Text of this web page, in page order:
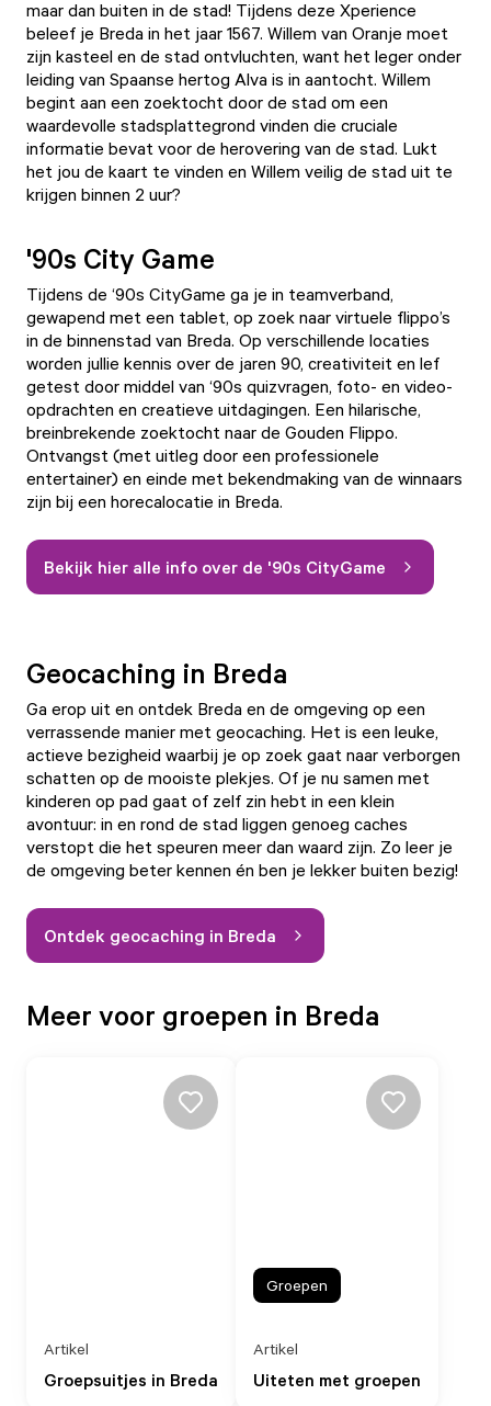
maar dan buiten in de stad! Tijdens deze Xperience
beleef je Breda in het jaar 1567. Willem van Oranje moet
zijn kasteel en de stad ontvluchten, want het leger onder
leiding van Spaanse hertog Alva is in aantocht. Willem
begint aan een zoektocht door de stad om een
waardevolle stadsplattegrond vinden die cruciale
informatie bevat voor de herovering van de stad. Lukt
het jou de kaart te vinden en Willem veilig de stad uit te
krijgen binnen 2 uur?
'90s City Game
Tijdens de ‘90s CityGame ga je in teamverband,
gewapend met een tablet, op zoek naar virtuele flippo’s
in de binnenstad van Breda. Op verschillende locaties
worden jullie kennis over de jaren 90, creativiteit en lef
getest door middel van ‘90s quizvragen, foto- en video-
opdrachten en creatieve uitdagingen. Een hilarische,
breinbrekende zoektocht naar de Gouden Flippo.
Ontvangst (met uitleg door een professionele
entertainer) en einde met bekendmaking van de winnaars
zijn bij een horecalocatie in Breda.
Bekijk hier alle info over de '90s CityGame
Geocaching in Breda
Ga erop uit en ontdek Breda en de omgeving op een
verrassende manier met geocaching. Het is een leuke,
actieve bezigheid waarbij je op zoek gaat naar verborgen
schatten op de mooiste plekjes. Of je nu samen met
kinderen op pad gaat of zelf zin hebt in een klein
avontuur: in en rond de stad liggen genoeg caches
verstopt die het speuren meer dan waard zijn. Zo leer je
de omgeving beter kennen én ben je lekker buiten bezig!
Ontdek geocaching in Breda
Meer voor groepen in Breda
Groepsuitjes in Breda
Artikel
Uiteten met groepen
Artikel
Groepen